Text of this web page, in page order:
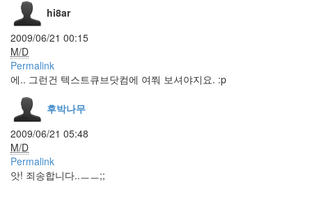
hi8ar
2009/06/21 00:15
M/D
Permalink
에.. 그런건 텍스트큐브닷컴에 여쭤 보셔야지요. :p
후박나무
2009/06/21 05:48
M/D
Permalink
앗! 죄송합니다..ㅡㅡ;;
userstorybook
이
병
헌
침
두
님